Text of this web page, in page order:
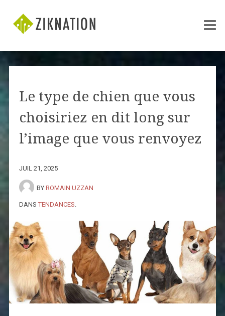
Le type de chien que vous
choisiriez en dit long sur
l’image que vous renvoyez
JUIL 21, 2025
BY ROMAIN UZZAN
DANS TENDANCES